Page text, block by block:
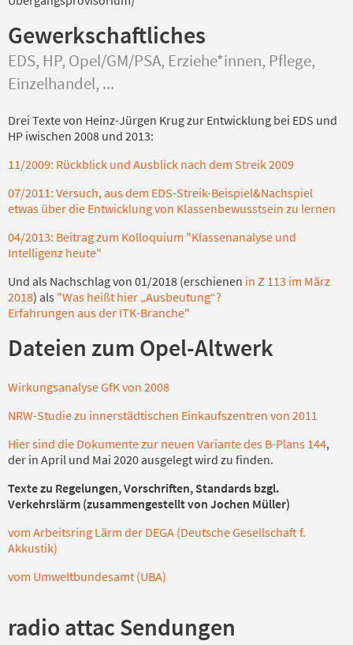
Gewerkschaftliches
EDS, HP, Opel/GM/PSA, Erziehe*innen, Pflege,
Einzelhandel, ...
Drei Texte von Heinz-Jürgen Krug zur Entwicklung bei EDS und
HP iwischen 2008 und 2013:
11/2009: Rückblick und Ausblick nach dem Streik 2009
07/2011: Versuch, aus dem EDS-Streik-Beispiel&Nachspiel
etwas über die Entwicklung von Klassenbewusstsein zu lernen
04/2013: Beitrag zum Kolloquium "Klassenanalyse und
Intelligenz heute"
Und als Nachschlag von 01/2018 (erschienen in Z 113 im März
2018) als "Was heißt hier „Ausbeutung“?
Erfahrungen aus der ITK-Branche"
Dateien zum Opel-Altwerk
Wirkungsanalyse GfK von 2008
NRW-Studie zu innerstädtischen Einkaufszentren von 2011
Hier sind die Dokumente zur neuen Variante des B-Plans 144,
der in April und Mai 2020 ausgelegt wird zu finden.
Texte zu Regelungen, Vorschriften, Standards bzgl.
Verkehrslärm (zusammengestellt von Jochen Müller)
vom Arbeitsring Lärm der DEGA (Deutsche Gesellschaft f.
Akkustik)
vom Umweltbundesamt (UBA)
radio attac Sendungen